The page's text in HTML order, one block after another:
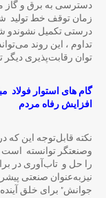
دسترسی به برق و گاز
زمان توقف خط تولید
درستی تکمیل نشوندو
تداوم ، این روند
توان رقابت‌پذیری دیگر
گام های استوار
افزایش رفاه مردم
نکته قابل‌توجه این
وصنعتگر توانسته
را حل و تاب‌آوری در
نیزبه‌عنوان صنعتی
جوانش” برای خلق